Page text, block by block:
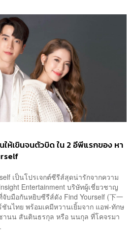
ให้เขินจนตัวบิด ใน 2 อีพีแรกของ หา
เป็นโปรเจกต์ซีรีส์สุดน่ารักจากความ
Entertainment บริษัทผู้เชี่ยวชาญ
บมือกันหยิบซีรีส์ดัง Find Yourself (下一
ชันไทย พร้อมเคมีหวานเยิ้มจาก แอฟ-ทักษ
นน สันตินธรกุล หรือ นนกุล ที่โคจรมา